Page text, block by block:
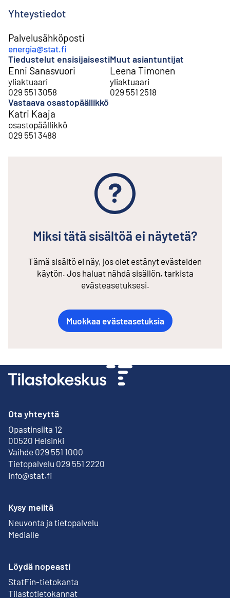
Yhteystiedot
Palvelusähköposti
energia@stat.fi
Tiedustelut ensisijaisesti
Enni Sanasvuori
yliaktuaari
029 551 3058
Muut asiantuntijat
Leena Timonen
yliaktuaari
029 551 2518
Vastaava osastopäällikkö
Katri Kaaja
osastopäällikkö
029 551 3488
Miksi tätä sisältöä ei näytetä?
Tämä sisältö ei näy, jos olet estänyt evästeiden
käytön. Jos haluat nähdä sisällön, tarkista
evästeasetuksesi.
Muokkaa evästeasetuksia
Ota yhteyttä
Opastinsilta 12
00520 Helsinki
Ulkoinen linkki
Vaihde 029 551 1000
Tietopalvelu 029 551 2220
info@stat.fi
Kysy meiltä
Neuvonta ja tietopalvelu
Medialle
Löydä nopeasti
StatFin-tietokanta
Ulkoinen linkki
Tilastotietokannat